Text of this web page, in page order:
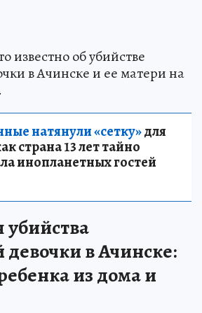
известно об убийстве
в Ачинске и ее матери на
натянули «сетку»для
страна 13 лет тайно
инопланетных гостей
в Ачинске:
из дома и